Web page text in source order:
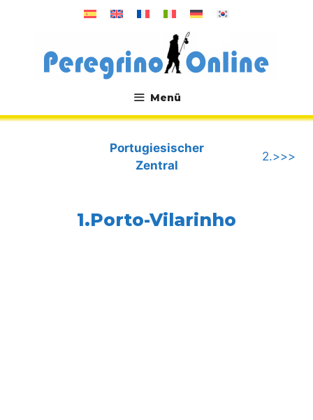
Menü
.
Portugiesischer
Zentral
2.>>>
1.Porto-Vilarinho